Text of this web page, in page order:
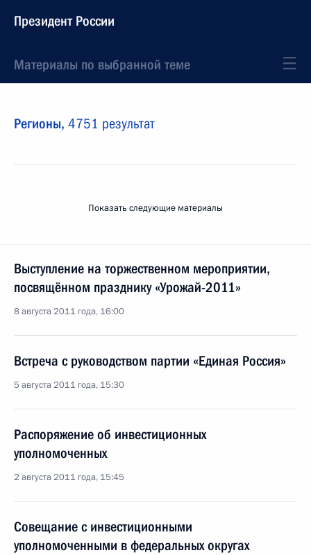
Президент России
Материалы по выбранной теме
Регионы, 4751 результат
Показать следующие материалы
Выступление на торжественном мероприятии,
посвящённом празднику «Урожай-2011»
8 августа 2011 года, 16:00
Встреча с руководством партии «Единая Россия»
5 августа 2011 года, 15:30
Распоряжение об инвестиционных
уполномоченных
2 августа 2011 года, 15:45
Совещание с инвестиционными
уполномоченными в федеральных округах